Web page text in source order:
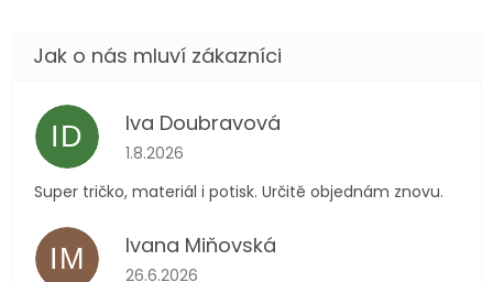
ID Iva Doubravová
Hodnocení obchodu je 5 z 5 hvězdiček.
1.8.2026
Super tričko, materiál i potisk. Určitě objednám znovu.
IM Ivana Miňovská
Hodnocení obchodu je 5 z 5 hvězdiček.
26.6.2026